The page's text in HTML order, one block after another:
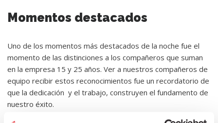
Momentos destacados
Uno de los momentos más destacados de la noche fue el
momento de las distinciones a los compañeros que suman
en la empresa 15 y 25 años. Ver a nuestros compañeros de
equipo recibir estos reconocimientos fue un recordatorio de
que la dedicación y el trabajo, construyen el fundamento de
nuestro éxito.